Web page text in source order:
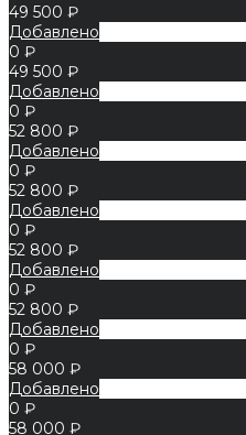
49 500 ₽
Добавлено
0 ₽
49 500 ₽
Добавлено
0 ₽
52 800 ₽
Добавлено
0 ₽
52 800 ₽
Добавлено
0 ₽
52 800 ₽
Добавлено
0 ₽
52 800 ₽
Добавлено
0 ₽
58 000 ₽
Добавлено
0 ₽
58 000 ₽